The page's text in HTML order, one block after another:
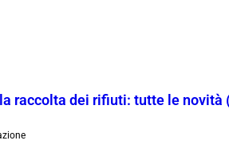
raccolta dei rifiuti: tutte le novità